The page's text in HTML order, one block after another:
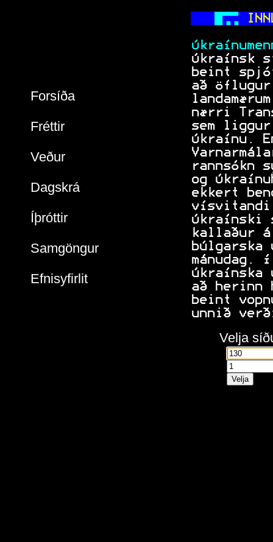
Forsíða
Fréttir
Veður
Dagskrá
Íþróttir
Samgöngur
Efnisyfirlit
  
Úkraínsk
beint
að
nærri
sem
rannsókn
og
ekkert
að
beint
unnið
Velja